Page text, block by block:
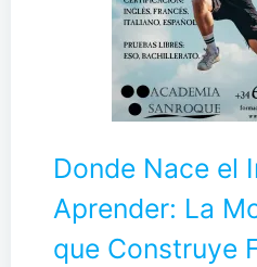
Donde Nace el
Aprender: La
que Construye